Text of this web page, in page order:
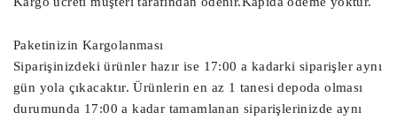
SRS Beyni, SRS Beyni,
Çıkma Motor Beyni, Çıkma Motor Beyini,
Motor Beyni,
Paketinizin Kargolanması
Siparişinizdeki ürünler hazır ise 17:00 a kadarki siparişler aynı
gün yola çıkacaktır. Ürünlerin en az 1 tanesi depoda olması
durumunda 17:00 a kadar tamamlanan siparişlerinizde aynı